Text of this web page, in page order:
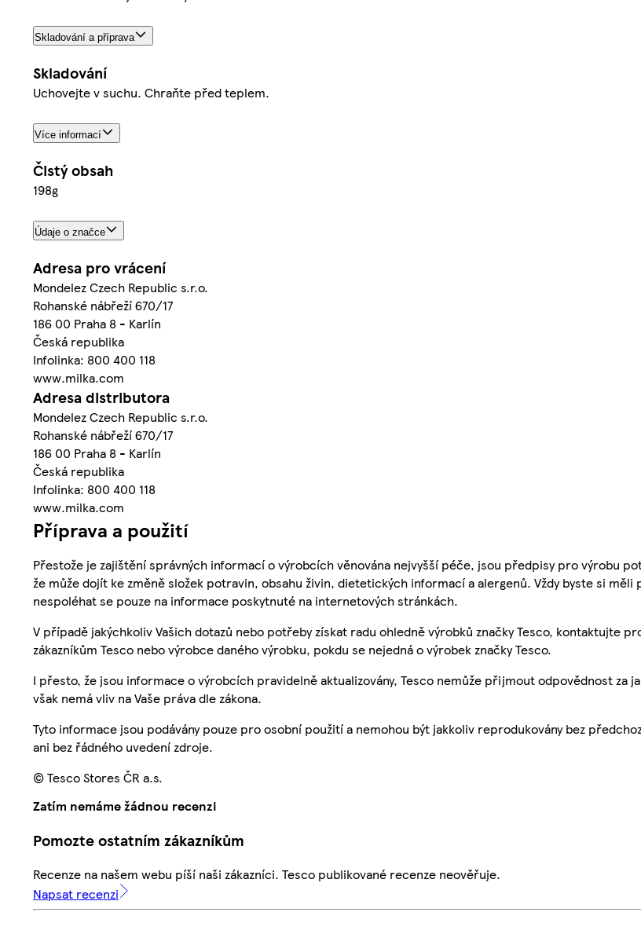
Skladování a příprava
Skladování
Uchovejte v suchu. Chraňte před teplem.
Více informací
Čistý obsah
198g
Údaje o značce
Adresa pro vrácení
Mondelez Czech Republic s.r.o.
Rohanské nábřeží 670/17
186 00 Praha 8 - Karlín
Česká republika
Infolinka: 800 400 118
www.milka.com
Adresa distributora
Mondelez Czech Republic s.r.o.
Rohanské nábřeží 670/17
186 00 Praha 8 - Karlín
Česká republika
Infolinka: 800 400 118
www.milka.com
Příprava a použití
Přestože je zajištění správných informací o výrobcích věnována nejvyšší péče, jsou předpisy pro výrobu
že může dojít ke změně složek potravin, obsahu živin, dietetických informací a alergenů. Vždy byste si
nespoléhat se pouze na informace poskytnuté na internetových stránkách.
V případě jakýchkoliv Vašich dotazů nebo potřeby získat radu ohledně výrobků značky Tesco, kontaktujte
zákazníkům Tesco nebo výrobce daného výrobku, pokdu se nejedná o výrobek značky Tesco.
I přesto, že jsou informace o výrobcích pravidelně aktualizovány, Tesco nemůže přijmout odpovědnost za
však nemá vliv na Vaše práva dle zákona.
Tyto informace jsou podávány pouze pro osobní použití a nemohou být jakkoliv reprodukovány bez
ani bez řádného uvedení zdroje.
© Tesco Stores ČR a.s.
Zatím nemáme žádnou recenzi
Pomozte ostatním zákazníkům
Recenze na našem webu píší naši zákazníci. Tesco publikované recenze neověřuje.
Napsat recenzi